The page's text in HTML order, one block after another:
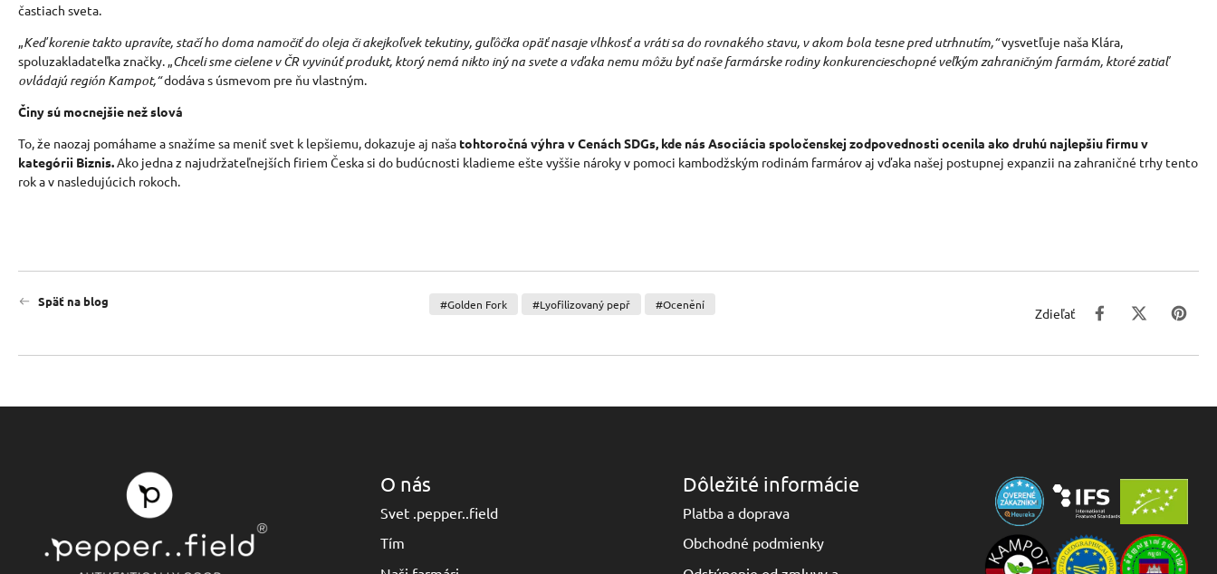
častiach sveta.
„Keď korenie takto upravíte, stačí ho doma namočiť do oleja či akejkoľvek tekutiny, guľôčka opäť nasaje vlhkosť a vráti sa do rovnakého stavu, v akom bola tesne pred utrhnutím,“vysvetľuje naša Klára,
spoluzakladateľka značky. „Chceli sme cielene v ČR vyvinúť produkt, ktorý nemá nikto iný na svete a vďaka nemu môžu byť naše farmárske rodiny konkurencieschopné veľkým zahraničným farmám, ktoré zatiaľ
ovládajú región Kampot,“dodáva s úsmevom pre ňu vlastným.
Činy sú mocnejšie než slová
To, že naozaj pomáhame a snažíme sa meniť svet k lepšiemu, dokazuje aj naša tohtoročná výhra v Cenách SDGs, kde nás Asociácia spoločenskej zodpovednosti ocenila ako druhú najlepšiu firmu v
kategórii Biznis.Ako jedna z najudržateľnejších firiem Česka si do budúcnosti kladieme ešte vyššie nároky v pomoci kambodžským rodinám farmárov aj vďaka našej postupnej expanzii na zahraničné trhy tento
rok a v nasledujúcich rokoch.
Späť na blog #Golden Fork #Lyofilizovaný pepř #Ocenění
Zdieľať
O nás
Svet .pepper..field
Tím
Dôležité informácie
Platba a doprava
Obchodné podmienky